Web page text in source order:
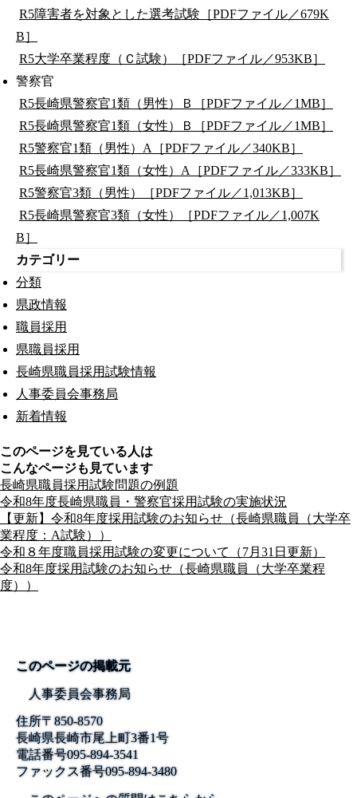
R5障害者を対象とした選考試験［PDFファイル／679K
B］
R5大学卒業程度（Ｃ試験）［PDFファイル／953KB］
警察官
R5長崎県警察官1類（男性）Ｂ［PDFファイル／1MB］
R5長崎県警察官1類（女性）Ｂ［PDFファイル／1MB］
R5警察官1類（男性）A［PDFファイル／340KB］
R5長崎県警察官1類（女性）A［PDFファイル／333KB］
R5警察官3類（男性）［PDFファイル／1,013KB］
R5長崎県警察官3類（女性）［PDFファイル／1,007K
B］
カテゴリー
分類
県政情報
職員採用
県職員採用
長崎県職員採用試験情報
人事委員会事務局
新着情報
このページを見ている人は
こんなページも見ています
長崎県職員採用試験問題の例題
令和8年度長崎県職員・警察官採用試験の実施状況
【更新】令和8年度採用試験のお知らせ（長崎県職員（大学卒
業程度：A試験））
令和８年度職員採用試験の変更について（7月31日更新）
令和8年度採用試験のお知らせ（長崎県職員（大学卒業程
度））
このページの掲載元
人事委員会事務局
住所〒850-8570
長崎県長崎市尾上町3番1号
電話番号095-894-3541
ファックス番号095-894-3480